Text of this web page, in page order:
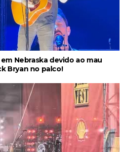
Nebraska devido ao mau
Bryan no palco!